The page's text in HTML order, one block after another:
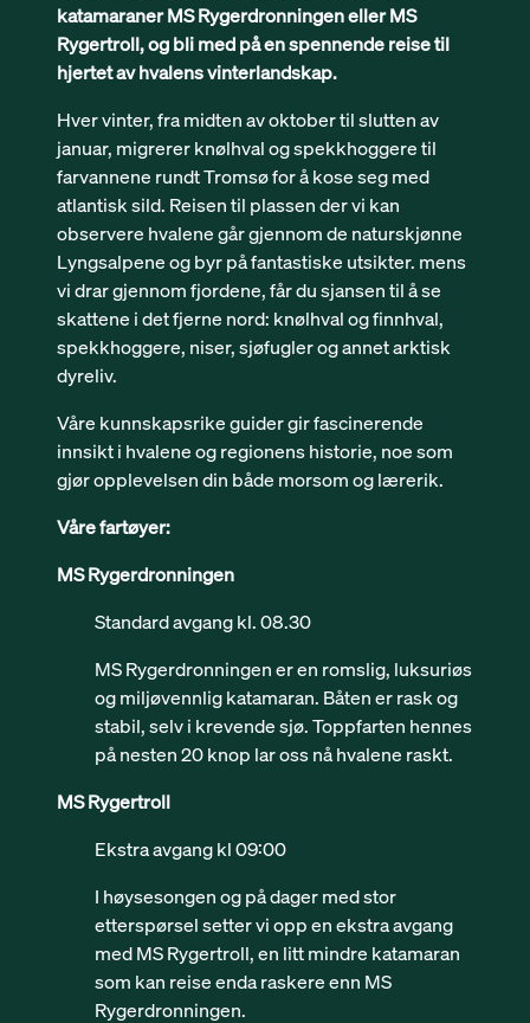
katamaraner MS Rygerdronningen eller MS
Rygertroll, og bli med på en spennende reise til
hjertet av hvalens vinterlandskap.
Hver vinter, fra midten av oktober til slutten av
januar, migrerer knølhval og spekkhoggere til
farvannene rundt Tromsø for å kose seg med
atlantisk sild. Reisen til plassen der vi kan
observere hvalene går gjennom de naturskjønne
Lyngsalpene og byr på fantastiske utsikter. mens
vi drar gjennom fjordene, får du sjansen til å se
skattene i det fjerne nord: knølhval og finnhval,
spekkhoggere, niser, sjøfugler og annet arktisk
dyreliv.
Våre kunnskapsrike guider gir fascinerende
innsikt i hvalene og regionens historie, noe som
gjør opplevelsen din både morsom og lærerik.
Våre fartøyer:
MS Rygerdronningen
Standard avgang kl. 08.30
MS Rygerdronningen er en romslig, luksuriøs
og miljøvennlig katamaran. Båten er rask og
stabil, selv i krevende sjø. Toppfarten hennes
på nesten 20 knop lar oss nå hvalene raskt.
MS Rygertroll
Ekstra avgang kl 09:00
I høysesongen og på dager med stor
etterspørsel setter vi opp en ekstra avgang
med MS Rygertroll, en litt mindre katamaran
som kan reise enda raskere enn MS
Rygerdronningen.